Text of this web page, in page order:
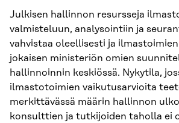
Julkisen hallinnon resursseja
valmisteluun, analysointiin ja
vahvistaa oleellisesti ja
jokaisen ministeriön omien
hallinnoinnin keskiössä. Nykytila,
ilmastotoimien vaikutusarvioita
merkittävässä määrin hallinnon
konsulttien ja tutkijoiden taholla ei